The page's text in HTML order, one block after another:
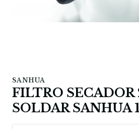
SANHUA
FILTRO SECADOR
SOLDAR SANHUA